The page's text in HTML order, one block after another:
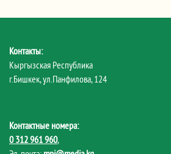
Контакты:
Кыргызская Республика
г.Бишкек, ул.Панфилова, 124
Контактные номера:
0 312 961 960,